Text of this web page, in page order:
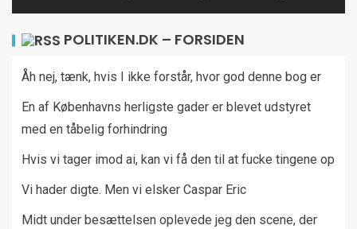
POLITIKEN.DK – FORSIDEN
Åh nej, tænk, hvis I ikke forstår, hvor god denne bog er
En af Københavns herligste gader er blevet udstyret
med en tåbelig forhindring
Hvis vi tager imod ai, kan vi få den til at fucke tingene op
Vi hader digte. Men vi elsker Caspar Eric
Midt under besættelsen oplevede jeg den scene, der